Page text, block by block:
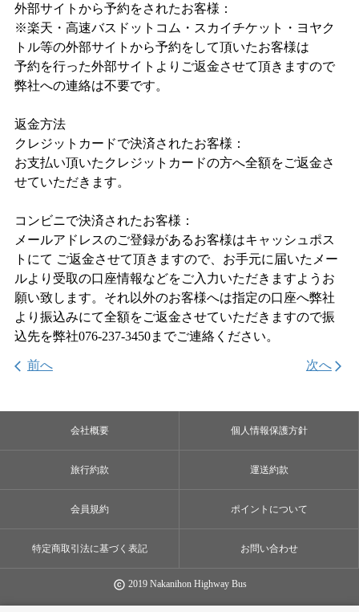
外部サイトから予約をされたお客様：
※楽天・高速バスドットコム・スカイチケット・ヨヤク
トル等の外部サイトから予約をして頂いたお客様は
予約を行った外部サイトよりご返金させて頂きますので
弊社への連絡は不要です。
返金方法
クレジットカードで決済されたお客様：
お支払い頂いたクレジットカードの方へ全額をご返金さ
せていただきます。
コンビニで決済されたお客様：
メールアドレスのご登録があるお客様はキャッシュポス
トにて ご返金させて頂きますので、お手元に届いたメー
ルより受取の口座情報などをご入力いただきますようお
願い致します。それ以外のお客様へは指定の口座へ弊社
より振込みにて全額をご返金させていただきますので振
込先を弊社076-237-3450までご連絡ください。
arrow_back_ios 前へ 次へarrow_forward_ios
会社概要 個人情報保護方針
旅行約款 運送約款
会員規約 ポイントについて
特定商取引法に基づく表記 お問い合わせ
copyright 2019 Nakanihon Highway Bus